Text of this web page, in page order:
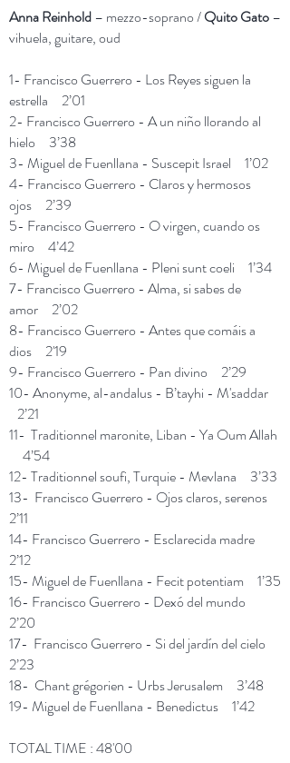
Anna Reinhold – mezzo-soprano /Quito Gato –
vihuela, guitare, oud
1- Francisco Guerrero - Los Reyes siguen la
estrella 2’01
2- Francisco Guerrero - A un niño llorando al
hielo 3’38
3- Miguel de Fuenllana - Suscepit Israel 1’02
4- Francisco Guerrero - Claros y hermosos
ojos 2’39
5- Francisco Guerrero - O virgen, cuando os
miro 4’42
6- Miguel de Fuenllana - Pleni sunt coeli 1’34
7- Francisco Guerrero - Alma, si sabes de
amor 2’02
8- Francisco Guerrero - Antes que comáis a
dios 2'19
9- Francisco Guerrero - Pan divino 2’29
10- Anonyme, al-andalus - B’tayhi - M'saddar
2’21
11- Traditionnel maronite, Liban - Ya Oum Allah
4’54
12- Traditionnel soufi, Turquie - Mevlana 3’33
13- Francisco Guerrero - Ojos claros, serenos
2’11
14- Francisco Guerrero - Esclarecida madre
2’12
15- Miguel de Fuenllana - Fecit potentiam 1’35
16- Francisco Guerrero - Dexó del mundo
2’20
17- Francisco Guerrero - Si del jardín del cielo
2’23
18- Chant grégorien - Urbs Jerusalem 3’48
19- Miguel de Fuenllana - Benedictus 1’42
TOTAL TIME : 48'00